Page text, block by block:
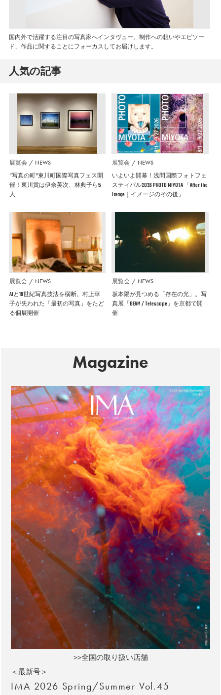
国内外で活躍する注目の写真家へインタヴュー。制作への想いやエピソー
ド、作品に関することにフォーカスしてお届けします。
人気の記事
展覧会 NEWS
”写真の町”東川町国際写真フェス開
催！東川賞は伊奈英次、林典子ら5
人
展覧会 NEWS
いよいよ開幕！浅間国際フォトフェ
スティバル2026 PHOTO MIYOTA 「After the
Image｜イメージのその後」
展覧会 NEWS
AIと19世紀写真技法を横断。村上華
子が失われた「最初の写真」をたど
る個展開催
展覧会 NEWS
坂本陽が見つめる「存在の光」。写
真展「BEAM / Telescope」を京都で開
催
Magazine
>>全国の取り扱い店舗
＜最新号＞
IMA 2026 Spring/Summer Vol.45